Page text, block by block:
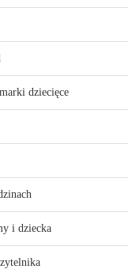
dziecięce
i dziecka